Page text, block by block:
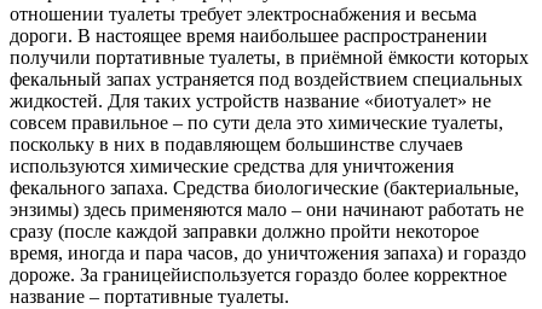
отношении туалеты требует электроснабжения и весьма
дороги. В настоящее время наибольшее распространении
получили портативные туалеты, в приёмной ёмкости которых
фекальный запах устраняется под воздействием специальных
жидкостей. Для таких устройств название «биотуалет» не
совсем правильное – по сути дела это химические туалеты,
поскольку в них в подавляющем большинстве случаев
используются химические средства для уничтожения
фекального запаха. Средства биологические (бактериальные,
энзимы) здесь применяются мало – они начинают работать не
сразу (после каждой заправки должно пройти некоторое
время, иногда и пара часов, до уничтожения запаха) и гораздо
дороже. За границейиспользуется гораздо более корректное
название – портативные туалеты.